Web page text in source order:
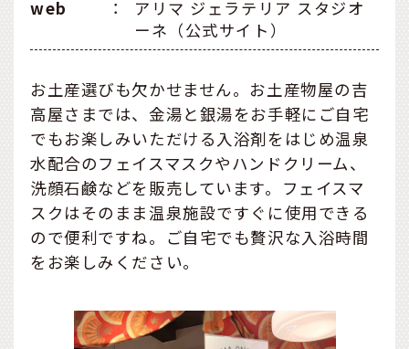
web
：
アリマ ジェラテリア スタジオ
ーネ（公式サイト）
お土産選びも欠かせません。お土産物屋の吉
高屋さまでは、金湯と銀湯をお手軽にご自宅
でもお楽しみいただける入浴剤をはじめ温泉
水配合のフェイスマスクやハンドクリーム、
洗顔石鹸などを販売しています。フェイスマ
スクはそのまま温泉施設ですぐに使用できる
ので便利ですね。ご自宅でも贅沢な入浴時間
をお楽しみください。